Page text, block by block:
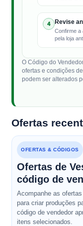
4
Revise
Confirme a
pela loja
O Código do
ofertas e condições
podem ser alterados
Ofertas
OFERTAS & CÓDIGOS
Ofertas de
código de
Acompanhe as
para criar produções
código de vendedor
itens selecionados.